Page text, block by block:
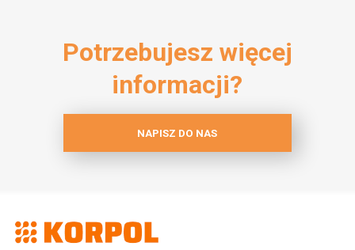
Potrzebujesz więcej
informacji?
NAPISZ DO NAS